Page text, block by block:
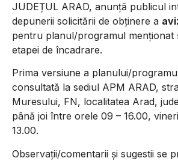
JUDEȚUL ARAD, anunţă publicul
depunerii solicitării de obţinere a
pentru planul/programul menţionat
etapei de încadrare.
Prima versiune a planului/
consultată la sediul APM ARAD,
Muresului, FN, localitatea Arad,
până joi între orele 09 – 16.00,
13.00.
Observaţii/comentarii şi sugestii se